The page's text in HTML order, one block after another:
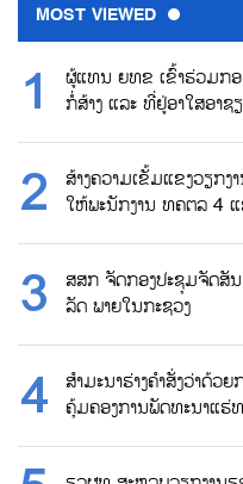
MOST VIEWED
ຜູ້ແທນ ຍທຂ ເຂົ້າຮ່ວມກ
ກໍ່ສ້າງ ແລະ ທີ່ຢູ່ອາໃສອາ
ສ້າງຄວາມເຂັ້ມແຂງວຽກ
ໃຫ້ພະນັກງານ ທຄຕລ 4 ແ
ສສກ ຈັດກອງປະຊຸມຈັດສັ
ລັດ ພາຍໃນກະຊວງ
ສຳມະນາຮ່າງຄຳສັ່ງວ່າດ້ວ
ຄຸ້ມຄອງການພັດທະນາແຮ່